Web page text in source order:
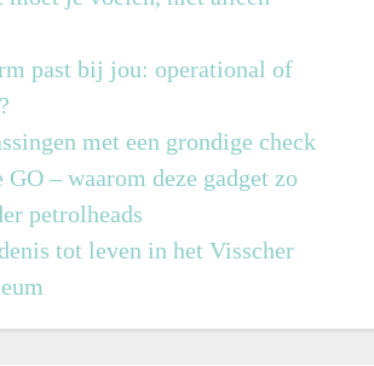
past bij jou: operational of
met een grondige check
– waarom deze gadget zo
petrolheads
tot leven in het Visscher